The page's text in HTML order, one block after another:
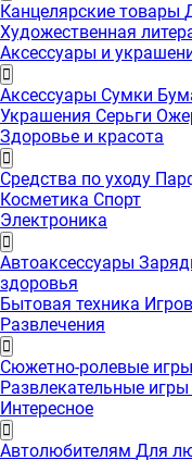
Канцелярские товары
Художественная
Аксессуары и
Аксессуары Сумки
Украшения Серьги
Здоровье и красота
Средства по уходу
Косметика Спорт
Электроника
Автоаксессуары
здоровья
Бытовая техника
Развлечения
Сюжетно-ролевые игры
Развлекательные игры
Интересноe
Автолюбителям Для